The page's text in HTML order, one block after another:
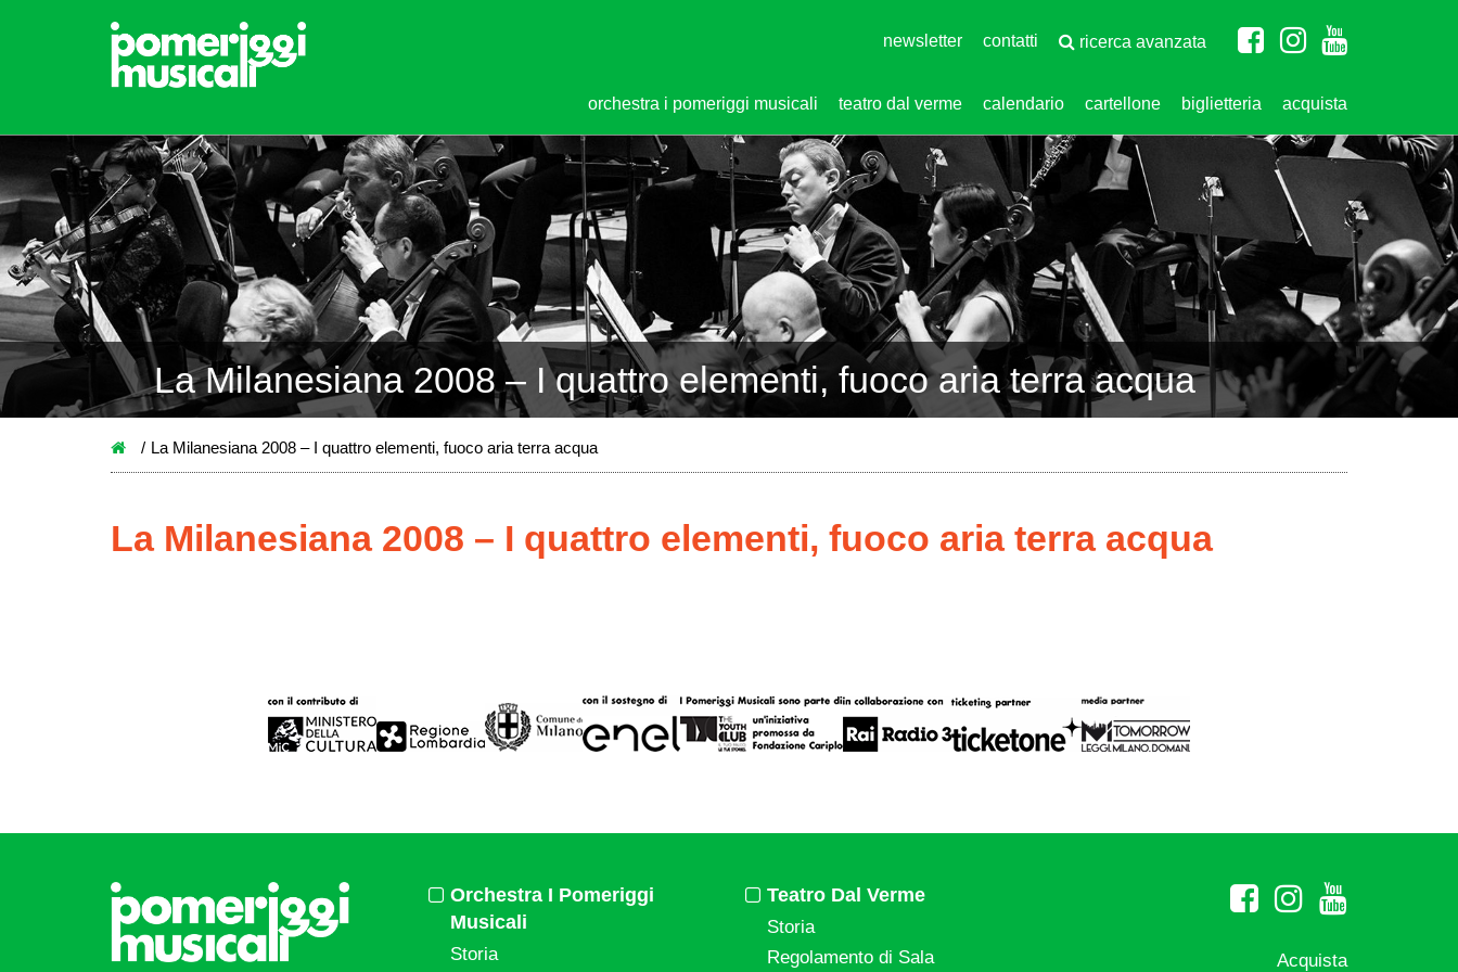
newsletter contatti ricerca avanzata
orchestra i pomeriggi musicali teatro dal verme calendario cartellone biglietteria acquista
La Milanesiana 2008 – I quattro elementi, fuoco aria terra acqua
La Milanesiana 2008 – I quattro elementi, fuoco aria terra acqua
La Milanesiana 2008 – I quattro elementi, fuoco aria terra acqua
Orchestra I Pomeriggi
Musicali
Storia
Teatro Dal Verme
Storia
Regolamento di Sala
Acquista